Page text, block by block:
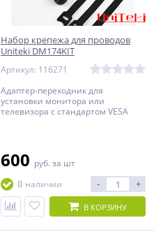
Набор крепежа для проводов
Uniteki DM174KIT
Артикул: 116271
Адаптер-переходник для
установки монитора или
телевизора с стандартом VESA
600 руб. за шт
В наличии
- +
В КОРЗИНУ